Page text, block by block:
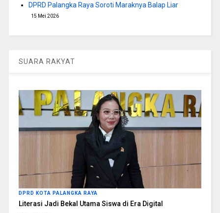
DPRD Palangka Raya Soroti Maraknya Balap Liar
15 Mei 2026
SUARA RAKYAT
DPRD KOTA PALANGKA RAYA
Literasi Jadi Bekal Utama Siswa di Era Digital